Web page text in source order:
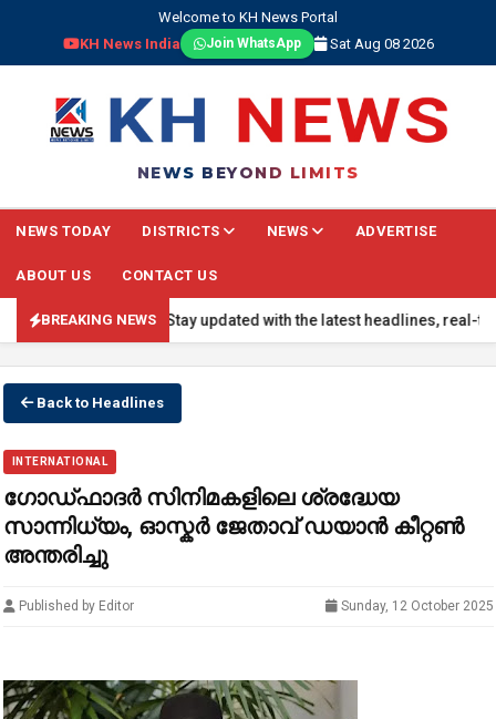
Welcome to KH News Portal
KH News India
Join WhatsApp Sat Aug 08 2026
NEWS BEYOND LIMITS
NEWS TODAY DISTRICTS NEWS ADVERTISE
ABOUT US CONTACT US
BREAKING NEWS
BREAKING NEWS: Stay updated with the latest headlines, real-
Back to Headlines
INTERNATIONAL
ഗോഡ്ഫാദർ സിനിമകളിലെ ശ്രദ്ധേയ
സാന്നിധ്യം, ഓസ്കർ ജേതാവ് ഡയാൻ കീറ്റൺ
അന്തരിച്ചു
Published by Editor Sunday, 12 October 2025